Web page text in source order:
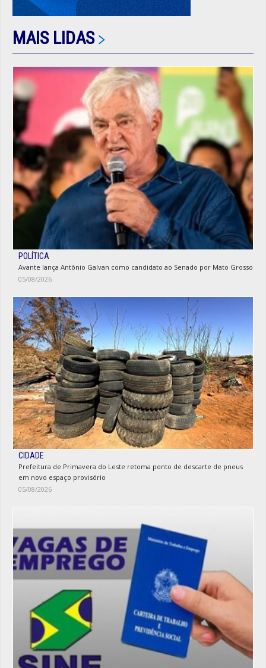
MAIS LIDAS
POLÍTICA
Avante lança Antônio Galvan como candidato ao Senado por Mato Grosso
05/08/2026
CIDADE
Prefeitura de Primavera do Leste retoma ponto de descarte de pneus
em novo espaço provisório
05/08/2026